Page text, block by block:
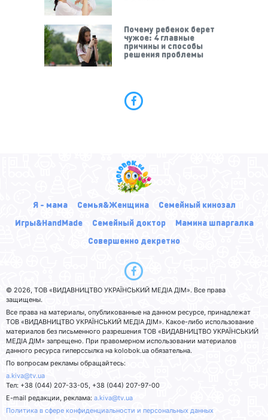
Почему ребенок берет
чужое: 4 главные
причины и способы
решения проблемы
Я - мама Семья&Женщина
Семейный кинозал
Игры&HandMade
Семейный доктор
Мамина шпаргалка
Совершенно декретно
© 2026, ТОВ «ВИДАВНИЦТВО УКРАЇНСЬКИЙ МЕДІА ДІМ». Все права
защищены.
Все права на материалы, опубликованные на данном ресурсе, принадлежат
ТОВ «ВИДАВНИЦТВО УКРАЇНСЬКИЙ МЕДІА ДІМ». Какое-либо использование
материалов без письменного разрешения ТОВ «ВИДАВНИЦТВО УКРАЇНСЬКИЙ
МЕДІА ДІМ» запрещено. При правомерном использовании материалов
данного ресурса гиперссылка на kolobok.ua обязательна.
По вопросам рекламы обращайтесь:
a.kiva@tv.ua
Тел: +38 (044) 207-33-05, +38 (044) 207-97-00
E-mail редакции, реклама: a.kiva@tv.ua
Политика в сфере конфиденциальности и персональных данных